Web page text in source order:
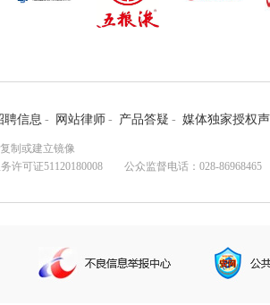
聘信息 - 网站律师 - 产品答疑 - 媒体独家授权
制或建立镜像
可证51120180008 公众监督电话：028-86968465